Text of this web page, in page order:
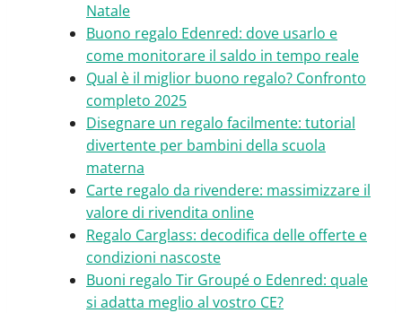
Natale
Buono regalo Edenred: dove usarlo e
come monitorare il saldo in tempo reale
Qual è il miglior buono regalo? Confronto
completo 2025
Disegnare un regalo facilmente: tutorial
divertente per bambini della scuola
materna
Carte regalo da rivendere: massimizzare il
valore di rivendita online
Regalo Carglass: decodifica delle offerte e
condizioni nascoste
Buoni regalo Tir Groupé o Edenred: quale
si adatta meglio al vostro CE?